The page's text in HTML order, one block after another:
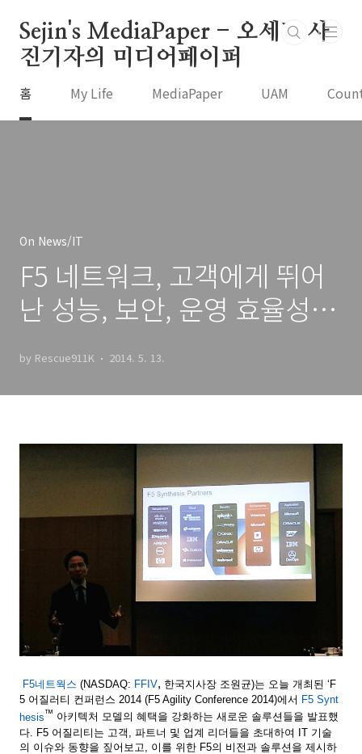
Sejin's MediaPaper - 오세진 사
진기자의 미디어페이퍼
홈 My Life MediaPaper UAM
On News/IT
F5 네트워크, 고객에게 뛰어
난 성능, 보안, 운영 효율성을
확장, 강화
by Rescue911K 2014. 5. 13.
F5네트웍스 (NASDAQ: FFIV, 한국지사장 조원균)는 오늘 개최된 ‘F
5 어질러티 컨퍼런스 2014 (F5 Agility Conference 2014)에서 F5 Synt
hesis™ 아키텍처 모델의 혜택을 강화하는 새로운 솔루션들을 발표했
다 . F5 어질리티는 고객 파트너 및 업계 리더들을 초대하여 IT 기술
의 이슈와 동향을 짚어보고 이를 위한 F5의 비전과 솔루션을 제시하